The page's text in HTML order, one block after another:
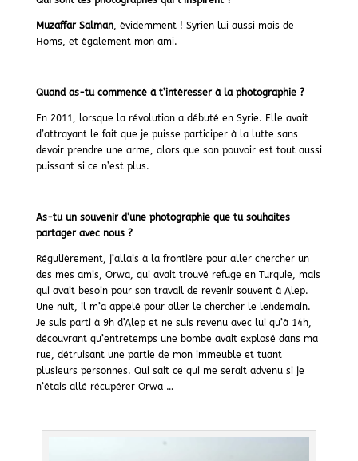
Muzaffar Salman, évidemment ! Syrien lui aussi mais de
Homs, et également mon ami.
Quand as-tu commencé à t’intéresser à la photographie ?
En 2011, lorsque la révolution a débuté en Syrie. Elle avait
d’attrayant le fait que je puisse participer à la lutte sans
devoir prendre une arme, alors que son pouvoir est tout aussi
puissant si ce n’est plus.
As-tu un souvenir d’une photographie que tu souhaites
partager avec nous ?
Régulièrement, j’allais à la frontière pour aller chercher un
des mes amis, Orwa, qui avait trouvé refuge en Turquie, mais
qui avait besoin pour son travail de revenir souvent à Alep.
Une nuit, il m’a appelé pour aller le chercher le lendemain.
Je suis parti à 9h d’Alep et ne suis revenu avec lui qu’à 14h,
découvrant qu’entretemps une bombe avait explosé dans ma
rue, détruisant une partie de mon immeuble et tuant
plusieurs personnes. Qui sait ce qui me serait advenu si je
n’étais allé récupérer Orwa …